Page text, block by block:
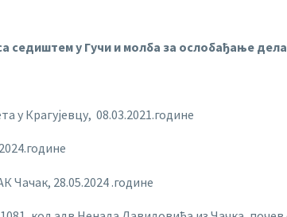
седиштем у Гучи и молба за ослобађање
у Крагујевцу, 08.03.2021.године
Чачак, 28.05.2024 .године